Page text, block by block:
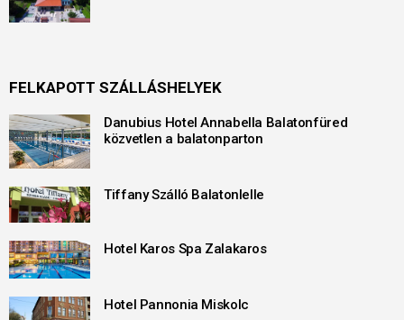
FELKAPOTT SZÁLLÁSHELYEK
Danubius Hotel Annabella Balatonfüred
közvetlen a balatonparton
Tiffany Szálló Balatonlelle
Hotel Karos Spa Zalakaros
Hotel Pannonia Miskolc